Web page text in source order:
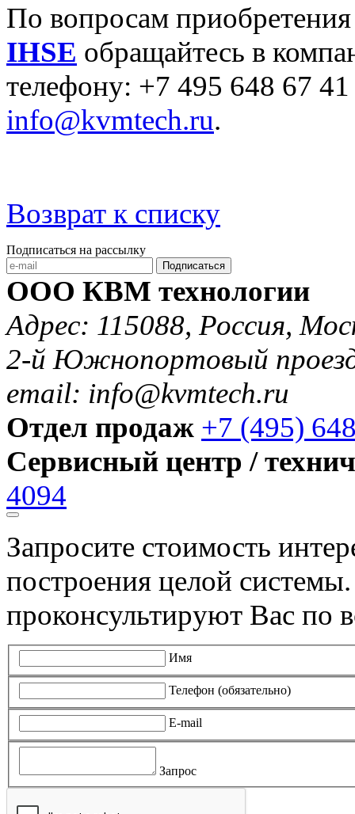
По вопросам
IHSE обращайтесь в
телефону: +7 495 648 67
info@kvmtech.ru.
Возврат к списку
Подписаться на рассылку
Подписаться
ООО КВМ технологии
Адрес: 115088, Россия,
2-й Южнопортовый
email: info@kvmtech.ru
Отдел продаж +7 (495)
Сервисный центр /
4094
Запросите стоимость
построения целой
проконсультируют Вас по
Имя
Телефон (обязательно)
E-mail
Запрос